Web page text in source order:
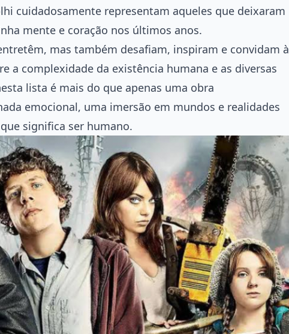
cuidadosamente representam aqueles que deixaram
mente e coração nos últimos anos.
mas também desafiam, inspiram e convidam à
a complexidade da existência humana e as diversas
lista é mais do que apenas uma obra
emocional, uma imersão em mundos e realidades
significa ser humano.